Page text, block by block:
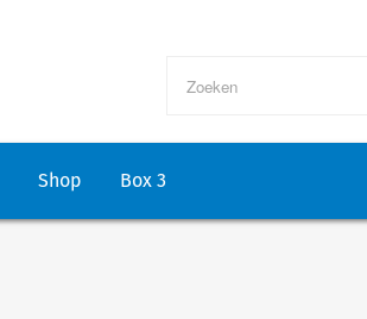
Shop Box 3